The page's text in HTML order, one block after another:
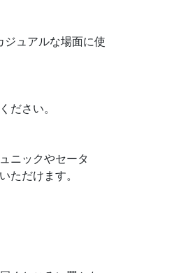
ジュアルな場面に使
ださい。
ニックやセータ
ただけます。